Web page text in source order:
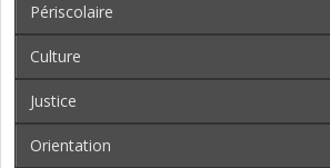
Périscolaire
Culture
Justice
Orientation